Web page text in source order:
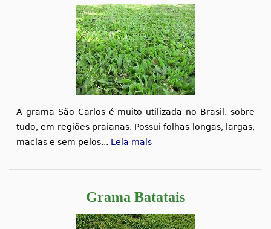
A grama São Carlos é muito utilizada no Brasil, sobre
tudo, em regiões praianas. Possui folhas longas, largas,
macias e sem pelos... Leia mais
Grama Batatais